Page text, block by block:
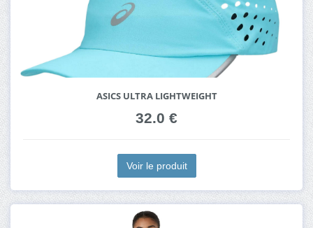
ASICS ULTRA LIGHTWEIGHT
32.0 €
Voir le produit